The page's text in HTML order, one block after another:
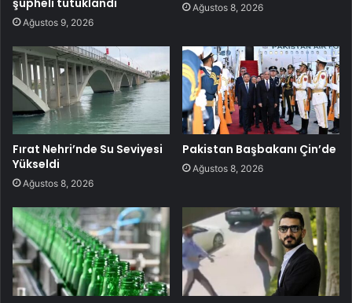
Ağustos 9, 2026
Ağustos 8, 2026
Fırat Nehri’nde Su Seviyesi
Yükseldi
Ağustos 8, 2026
Pakistan Başbakanı Çin’de
Ağustos 8, 2026